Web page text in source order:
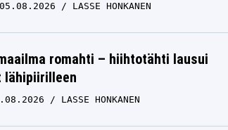
05.08.2026 LASSE HONKANEN
romahti – hiihtotähti lausui
lähipiirilleen
LASSE HONKANEN